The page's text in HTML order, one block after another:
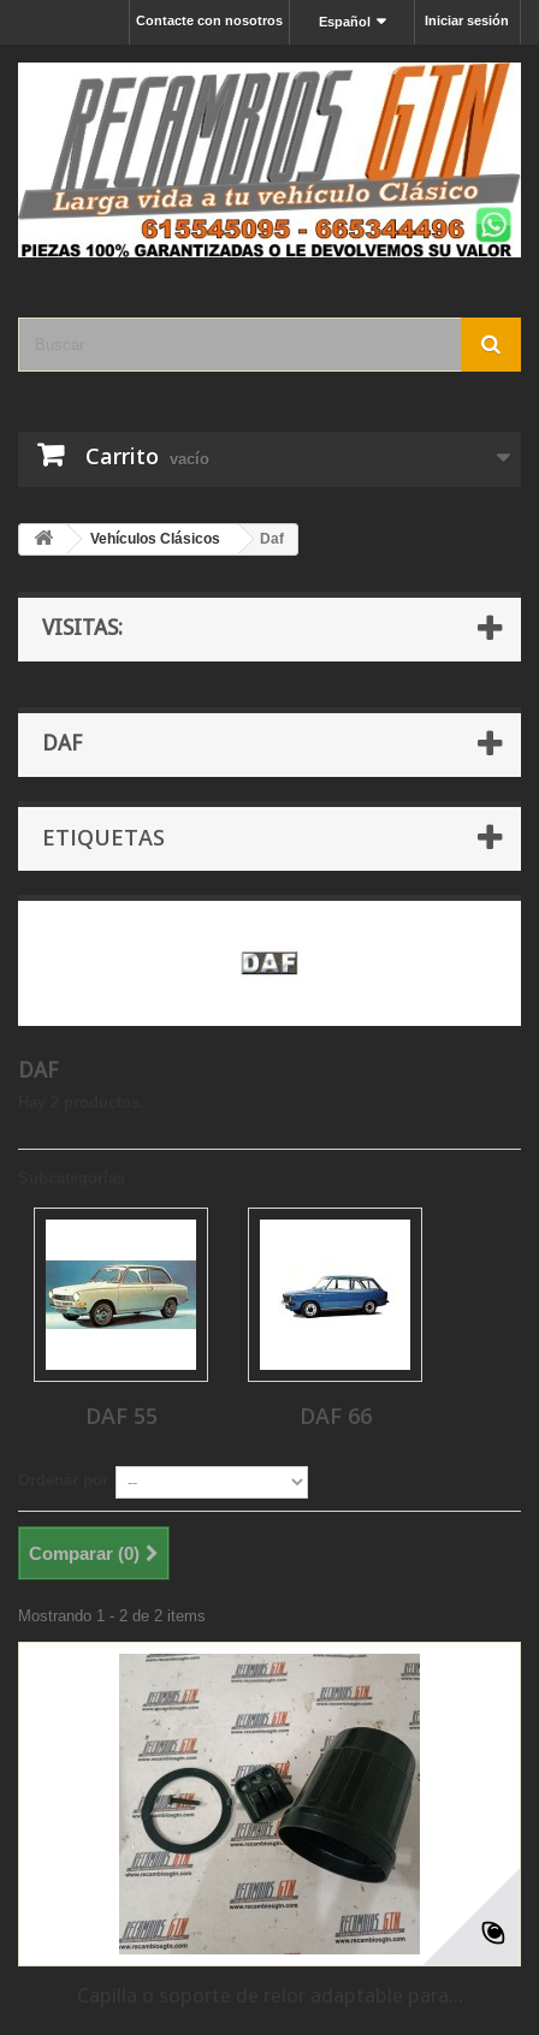
Iniciar sesión
Español
Contacte con nosotros
Carrito vacío
Vehículos Clásicos Daf
VISITAS:
DAF
ETIQUETAS
DAF
DAF 55 DAF 66
Comparar (0)
Mostrando 1 - 2 de 2 items